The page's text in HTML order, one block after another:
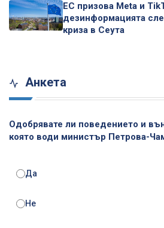
ЕС призова Meta и
дезинформацията
криза в Сеута
Анкета
Одобрявате ли поведението и
която води министър Петрова-
Да
Не